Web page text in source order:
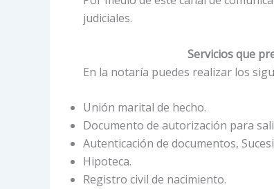
judiciales.
Servicios que
En la notaría puedes realizar los
Unión marital de hecho.
Documento de autorización para
Autenticación de documentos,
Hipoteca.
Registro civil de nacimiento.